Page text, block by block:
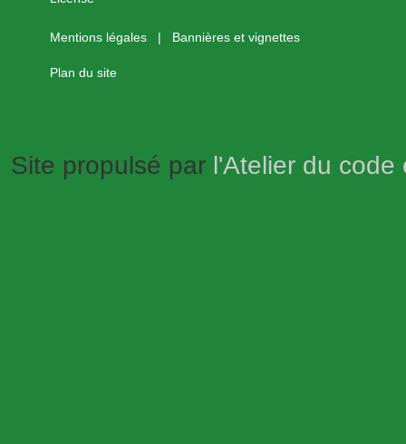
Mentions légales Bannières et vignettes
Plan du site
Site propulsé par l'Atelier du